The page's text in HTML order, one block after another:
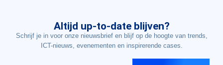
Altijd up-to-date blijven?
Schrijf je in voor onze nieuwsbrief en blijf op de hoogte van trends,
ICT-nieuws, evenementen en inspirerende cases.